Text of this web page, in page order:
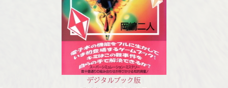
デジタルブック版